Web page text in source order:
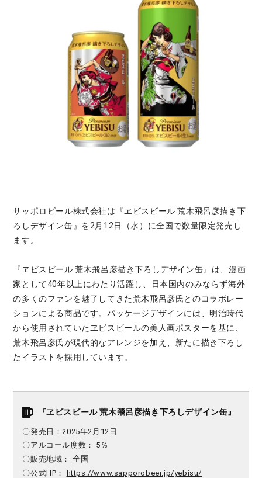
サッポロビール株式会社は『ヱビスビール 荒木飛呂彦描き下
ろしデザイン缶』を2月12日（水）に全国で数量限定発売し
ます。
『ヱビスビール 荒木飛呂彦描き下ろしデザイン缶』は、漫画
家として40年以上にわたり活躍し、日本国内のみならず海外
の多くのファンを魅了してきた荒木飛呂彦氏とのコラボレー
ションによる商品です。パッケージデザインには、明治時代
から使用されていたヱビスビールの美人画ポスターを基に、
荒木飛呂彦氏が現代的なアレンジを加え、新たに描き下ろし
たイラストを採用しています。
『ヱビスビール 荒木飛呂彦描き下ろしデザイン缶』
〇発売日：2025年2月12日
〇アルコール度数： 5％
〇販売地域： 全国
〇公式HP： https://www.sapporobeer.jp/yebisu/